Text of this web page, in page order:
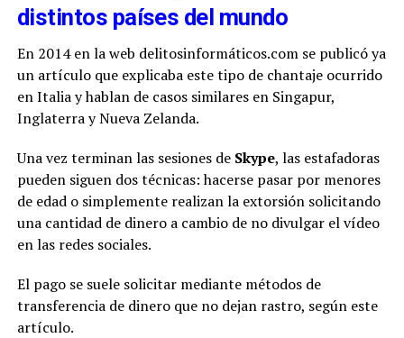
distintos países del mundo
En 2014 en la web delitosinformáticos.com se publicó ya
un artículo que explicaba este tipo de chantaje ocurrido
en Italia y hablan de casos similares en Singapur,
Inglaterra y Nueva Zelanda.
Una vez terminan las sesiones de Skype, las estafadoras
pueden siguen dos técnicas: hacerse pasar por menores
de edad o simplemente realizan la extorsión solicitando
una cantidad de dinero a cambio de no divulgar el vídeo
en las redes sociales.
El pago se suele solicitar mediante métodos de
transferencia de dinero que no dejan rastro, según este
artículo.